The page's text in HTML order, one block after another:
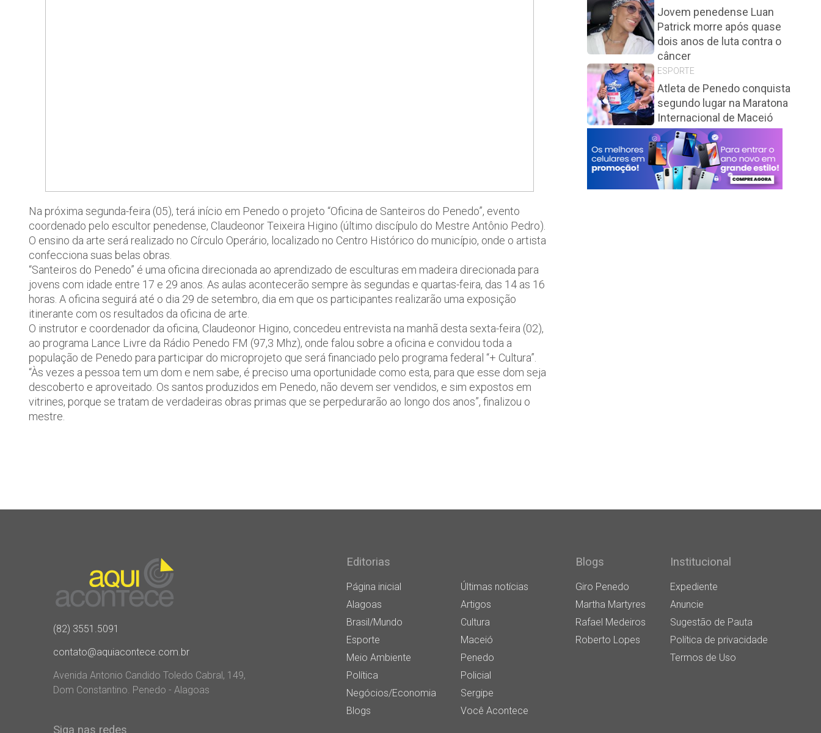
Na próxima segunda-feira (05), terá início em Penedo o projeto “Oficina de Santeiros do Penedo”, evento
coordenado pelo escultor penedense, Claudeonor Teixeira Higino (último discípulo do Mestre Antônio Pedro).
O ensino da arte será realizado no Círculo Operário, localizado no Centro Histórico do município, onde o artista
confecciona suas belas obras.
“Santeiros do Penedo” é uma oficina direcionada ao aprendizado de esculturas em madeira direcionada para
jovens com idade entre 17 e 29 anos. As aulas acontecerão sempre às segundas e quartas-feira, das 14 as 16
horas. A oficina seguirá até o dia 29 de setembro, dia em que os participantes realizarão uma exposição
itinerante com os resultados da oficina de arte.
O instrutor e coordenador da oficina, Claudeonor Higino, concedeu entrevista na manhã desta sexta-feira (02),
ao programa Lance Livre da Rádio Penedo FM (97,3 Mhz), onde falou sobre a oficina e convidou toda a
população de Penedo para participar do microprojeto que será financiado pelo programa federal “+ Cultura”.
“Às vezes a pessoa tem um dom e nem sabe, é preciso uma oportunidade como esta, para que esse dom seja
descoberto e aproveitado. Os santos produzidos em Penedo, não devem ser vendidos, e sim expostos em
vitrines, porque se tratam de verdadeiras obras primas que se perpedurarão ao longo dos anos”, finalizou o
mestre.
Jovem penedense Luan
Patrick morre após quase
dois anos de luta contra o
câncer
ESPORTE
Atleta de Penedo conquista
segundo lugar na Maratona
Internacional de Maceió
(82) 3551.5091
contato@aquiacontece.com.br
Avenida Antonio Candido Toledo Cabral, 149,
Dom Constantino. Penedo - Alagoas
Siga nas redes
Editorias
Página inicial
Últimas notícias
Alagoas
Artigos
Brasil/Mundo
Cultura
Esporte
Maceió
Meio Ambiente
Penedo
Política
Policial
Negócios/Economia
Sergipe
Blogs
Você Acontece
Blogs
Giro Penedo
Martha Martyres
Rafael Medeiros
Roberto Lopes
Institucional
Expediente
Anuncie
Sugestão de Pauta
Política de privacidade
Termos de Uso